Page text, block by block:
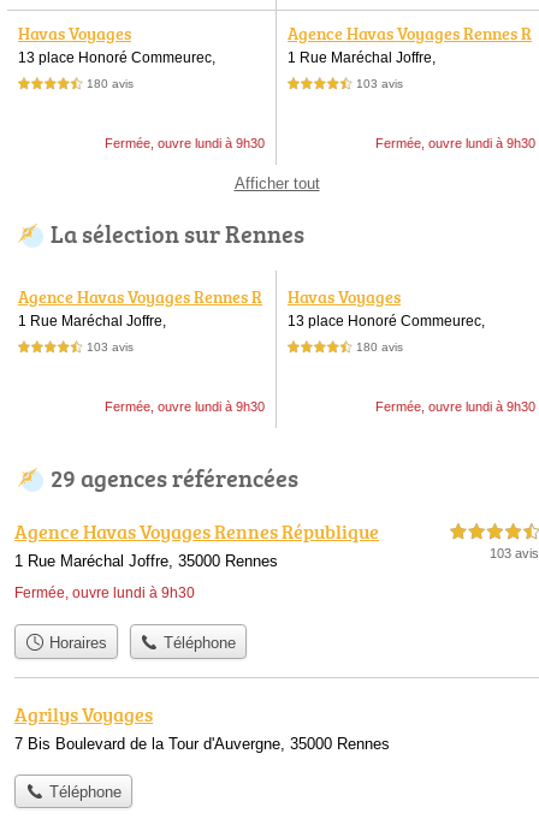
Havas Voyages
13 place Honoré Commeurec,
4,5 étoiles sur 5 180 avis
Fermée, ouvre lundi à 9h30
Agence Havas Voyages Rennes R
épublique
1 Rue Maréchal Joffre,
4,5 étoiles sur 5 103 avis
Fermée, ouvre lundi à 9h30
Afficher tout
La sélection sur Rennes
Agence Havas Voyages Rennes R
épublique
1 Rue Maréchal Joffre,
4,5 étoiles sur 5 103 avis
Fermée, ouvre lundi à 9h30
Havas Voyages
13 place Honoré Commeurec,
4,5 étoiles sur 5 180 avis
Fermée, ouvre lundi à 9h30
29 agences référencées
Agence Havas Voyages Rennes République
1 Rue Maréchal Joffre, 35000 Rennes
Fermée, ouvre lundi à 9h30
4,5 étoiles sur 5
103 avis
Horaires Téléphone
Agrilys Voyages
7 Bis Boulevard de la Tour d'Auvergne, 35000 Rennes
Téléphone